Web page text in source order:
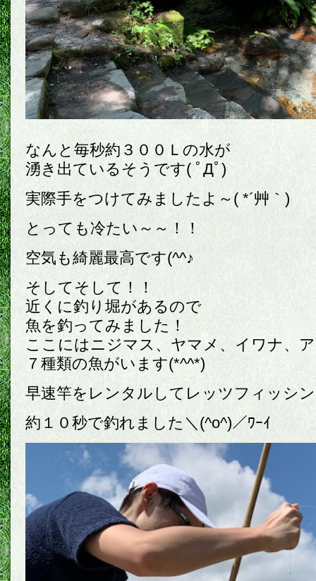
なんと毎秒約３００Ｌの水が
湧き出ているそうです( ﾟДﾟ)
実際手をつけてみましたよ～( *´艸｀)
とっても冷たい～～！！
空気も綺麗最高です(^^♪
そしてそして！！
近くに釣り堀があるので
魚を釣ってみました！
ここにはニジマス、ヤマメ、イワナ、
７種類の魚がいます(*^^*)
早速竿をレンタルしてレッツフィッシ
約１０秒で釣れました＼(^o^)／ﾜｰｲ